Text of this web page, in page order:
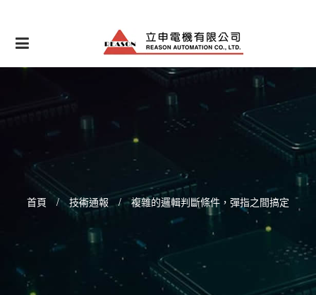
content
首頁 / 技術通報 / 複雜的邏輯判斷條件，彈指之間搞定